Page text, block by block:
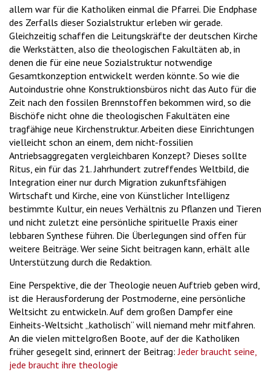
allem war für die Katholiken einmal die Pfarrei. Die Endphase
des Zerfalls dieser Sozialstruktur erleben wir gerade.
Gleichzeitig schaffen die Leitungskräfte der deutschen Kirche
die Werkstätten, also die theologischen Fakultäten ab, in
denen die für eine neue Sozialstruktur notwendige
Gesamtkonzeption entwickelt werden könnte. So wie die
Autoindustrie ohne Konstruktionsbüros nicht das Auto für die
Zeit nach den fossilen Brennstoffen bekommen wird, so die
Bischöfe nicht ohne die theologischen Fakultäten eine
tragfähige neue Kirchenstruktur. Arbeiten diese Einrichtungen
vielleicht schon an einem, dem nicht-fossilien
Antriebsaggregaten vergleichbaren Konzept? Dieses sollte
Ritus, ein für das 21. Jahrhundert zutreffendes Weltbild, die
Integration einer nur durch Migration zukunftsfähigen
Wirtschaft und Kirche, eine von Künstlicher Intelligenz
bestimmte Kultur, ein neues Verhältnis zu Pflanzen und Tieren
und nicht zuletzt eine persönliche spirituelle Praxis einer
lebbaren Synthese führen. Die Überlegungen sind offen für
weitere Beiträge. Wer seine Sicht beitragen kann, erhält alle
Unterstützung durch die Redaktion.
Eine Perspektive, die der Theologie neuen Auftrieb geben wird,
ist die Herausforderung der Postmoderne, eine persönliche
Weltsicht zu entwickeln. Auf dem großen Dampfer eine
Einheits-Weltsicht „katholisch“ will niemand mehr mitfahren.
An die vielen mittelgroßen Boote, auf der die Katholiken
früher gesegelt sind, erinnert der Beitrag:Jeder braucht seine,
jede braucht ihre theologie